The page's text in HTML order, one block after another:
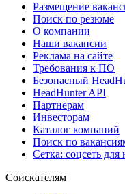
Размещение
Поиск по резюме
О компании
Наши вакансии
Реклама на сайте
Требования к ПО
Безопасный
HeadHunter API
Партнерам
Инвесторам
Каталог компаний
Поиск по
Сетка: соцсеть для
Соискателям